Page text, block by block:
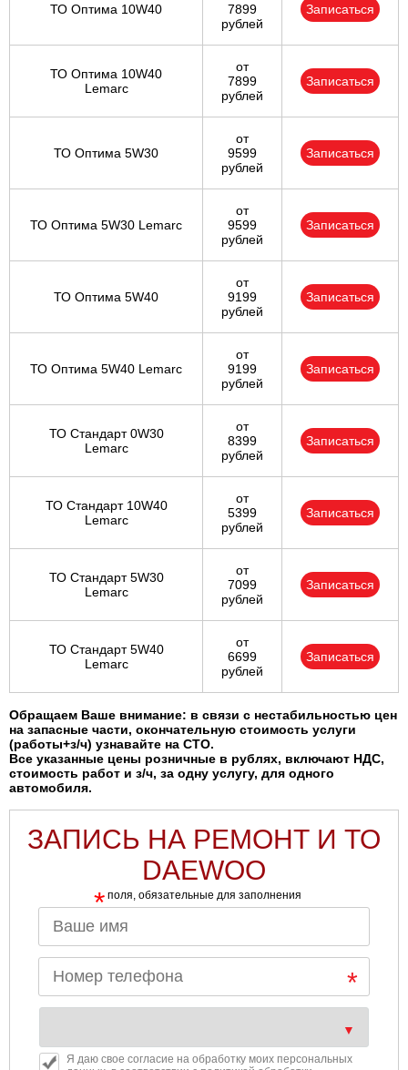
ТО Оптима 10W40
7899
рублей
Записаться
ТО Оптима 10W40
Lemarc
от
7899
рублей
Записаться
ТО Оптима 5W30
от
9599
рублей
Записаться
ТО Оптима 5W30 Lemarc
от
9599
рублей
Записаться
ТО Оптима 5W40
от
9199
рублей
Записаться
ТО Оптима 5W40 Lemarc
от
9199
рублей
Записаться
ТО Стандарт 0W30
Lemarc
от
8399
рублей
Записаться
ТО Стандарт 10W40
Lemarc
от
5399
рублей
Записаться
ТО Стандарт 5W30
Lemarc
от
7099
рублей
Записаться
ТО Стандарт 5W40
Lemarc
от
6699
рублей
Записаться
Обращаем Ваше внимание: в связи с нестабильностью цен
на запасные части, окончательную стоимость услуги
(работы+з/ч) узнавайте на СТО.
Все указанные цены розничные в рублях, включают НДС,
стоимость работ и з/ч, за одну услугу, для одного
автомобиля.
ЗАПИСЬ НА РЕМОНТ И ТО
DAEWOO
* поля, обязательные для заполнения
Я даю свое согласие на обработку моих персональных